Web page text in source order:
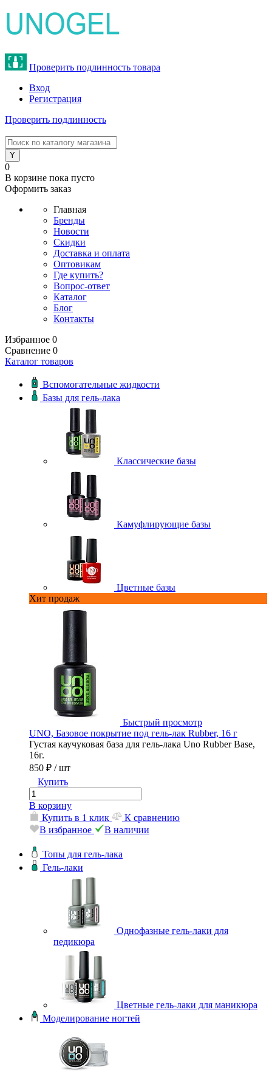
Проверить подлинность товара
Вход
Регистрация
Проверить подлинность
0
В корзине пока пусто
Оформить заказ
Главная
Бренды
Новости
Скидки
Доставка и оплата
Оптовикам
Где купить?
Вопрос-ответ
Каталог
Блог
Контакты
Избранное 0
Сравнение 0
Каталог товаров
Вспомогательные жидкости
Базы для гель-лака
Классические базы
Камуфлирующие базы
Цветные базы
под гель-лак Strong, 16 г
лака UNO Strong для
натуральных ногтей.
К сравнению
UNO, Базовое покрытие
Густая каучуковая база
Купить в 1 клик
Топы для гель-лака
Гель-лаки
Однофазные гель-лаки для
педикюра
Цветные гель-лаки для маникюра
Моделирование ногтей